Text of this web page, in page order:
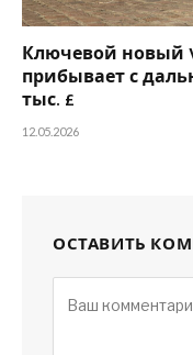
Ключевой новый
прибывает с
тыс. £
12.05.2026
ОСТАВИТЬ